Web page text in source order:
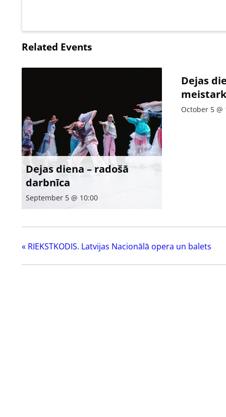
Related Events
Dejas diena – radošā
darbnīca
September 5 @ 10:00
Dejas
October 5 @
« RIEKSTKODIS. Latvijas Nacionālā opera un balets